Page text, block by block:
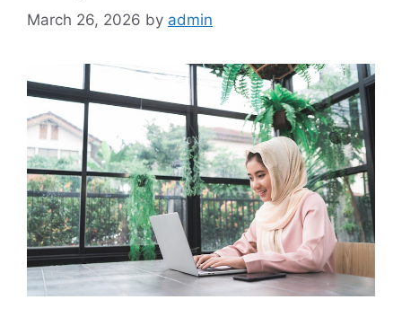
March 26, 2026 by admin